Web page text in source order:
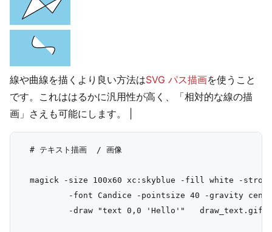
線や曲線を描くより良い方法はSVG パス描画を使うこと
です。これははるかに汎用性が高く、「相対的な線の描
画」さえも可能にします。
  # テキスト描画  / 画像
magick -size 100x60 xc:skyblue -fill white -
-font Candice -pointsize 40 -gravity
          -draw "text 0,0 'Hello'"   draw_text.gif